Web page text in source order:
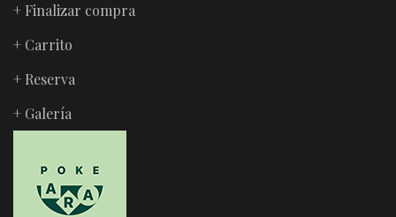
+ Finalizar compra
+ Carrito
+ Reserva
+ Galería